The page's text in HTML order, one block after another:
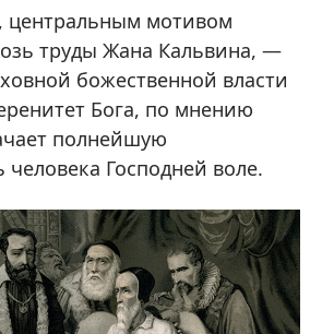
центральным мотивом
труды Жана Кальвина, —
божественной власти
Бога, по мнению
полнейшую
человека Господней воле.